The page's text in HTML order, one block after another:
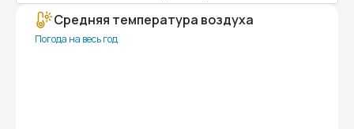
Средняя температура воздуха
Погода на весь год